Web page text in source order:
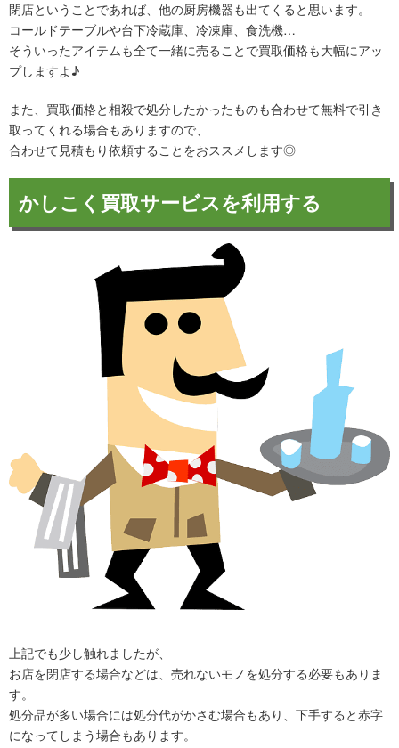
閉店ということであれば、他の厨房機器も出てくると思います。
コールドテーブルや台下冷蔵庫、冷凍庫、食洗機…
そういったアイテムも全て一緒に売ることで買取価格も大幅にアッ
プしますよ♪
また、買取価格と相殺で処分したかったものも合わせて無料で引き
取ってくれる場合もありますので、
合わせて見積もり依頼することをおススメします◎
かしこく買取サービスを利用する
上記でも少し触れましたが、
お店を閉店する場合などは、売れないモノを処分する必要もありま
す。
処分品が多い場合には処分代がかさむ場合もあり、下手すると赤字
になってしまう場合もあります。